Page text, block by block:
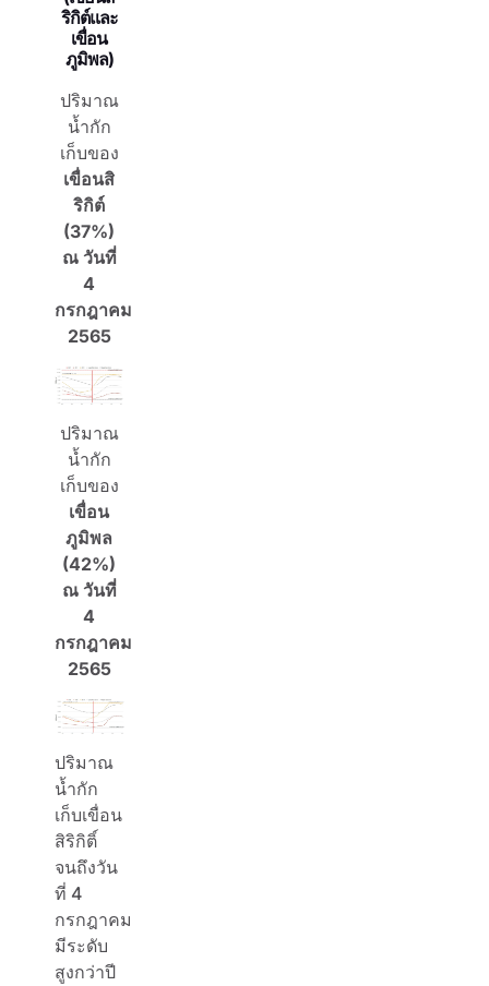
ริกิต์และ
เขื่อน
ภูมิพล)
ปริมาณ
น้ำกัก
เก็บของ
เขื่อนสิ
ริกิต์
(37%)
ณ วันที่
4
กรกฎาคม
2565
ปริมาณ
น้ำกัก
เก็บของ
เขื่อน
ภูมิพล
(42%)
ณ วันที่
4
กรกฎาคม
2565
ปริมาณ
น้ำกัก
เก็บเขื่อน
สิริกิติ์
จนถึงวัน
ที่ 4
กรกฎาคม
มีระดับ
สูงกว่าปี